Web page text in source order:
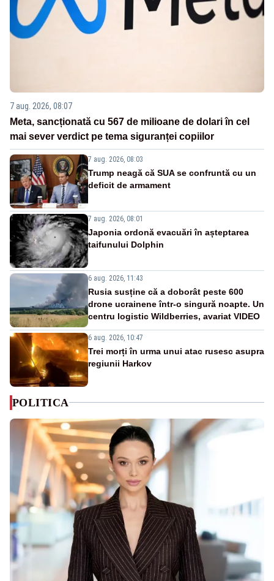
7 aug. 2026, 08:07
Meta, sancționată cu 567 de milioane de dolari în cel
mai sever verdict pe tema siguranței copiilor
7 aug. 2026, 08:03
Trump neagă că SUA se confruntă cu un
deficit de armament
7 aug. 2026, 08:01
Japonia ordonă evacuări în așteptarea
taifunului Dolphin
6 aug. 2026, 11:43
Rusia susține că a doborât peste 600
drone ucrainene într-o singură noapte. Un
centru logistic Wildberries, avariat VIDEO
6 aug. 2026, 10:47
Trei morți în urma unui atac rusesc asupra
regiunii Harkov
POLITICA